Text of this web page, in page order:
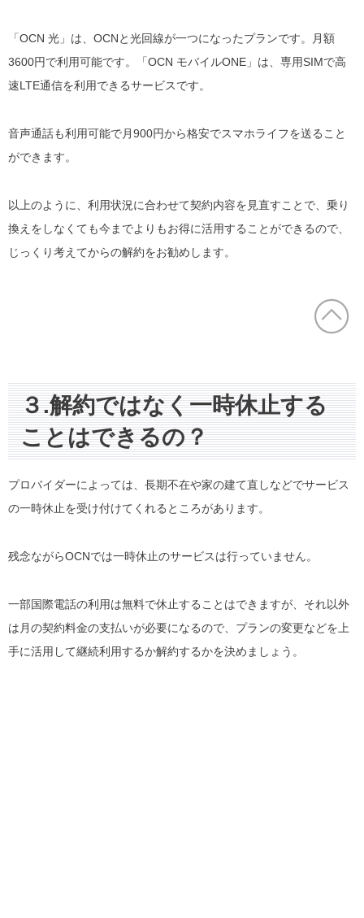
「OCN 光」は、OCNと光回線が一つになったプランです。月額
3600円で利用可能です。「OCN モバイルONE」は、専用SIMで高
速LTE通信を利用できるサービスです。
音声通話も利用可能で月900円から格安でスマホライフを送ること
ができます。
以上のように、利用状況に合わせて契約内容を見直すことで、乗り
換えをしなくても今までよりもお得に活用することができるので、
じっくり考えてからの解約をお勧めします。
３.解約ではなく一時休止する
ことはできるの？
プロバイダーによっては、長期不在や家の建て直しなどでサービス
の一時休止を受け付けてくれるところがあります。
残念ながらOCNでは一時休止のサービスは行っていません。
一部国際電話の利用は無料で休止することはできますが、それ以外
は月の契約料金の支払いが必要になるので、プランの変更などを上
手に活用して継続利用するか解約するかを決めましょう。